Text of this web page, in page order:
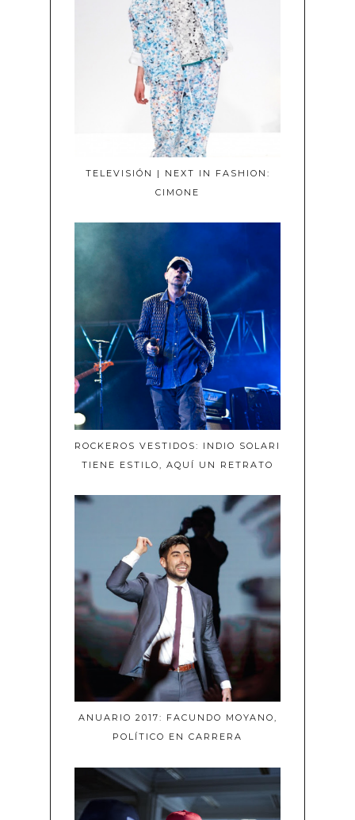
TELEVISIÓN | NEXT IN FASHION:
CIMONE
ROCKEROS VESTIDOS: INDIO SOLARI
TIENE ESTILO, AQUÍ UN RETRATO
ANUARIO 2017: FACUNDO MOYANO,
POLÍTICO EN CARRERA